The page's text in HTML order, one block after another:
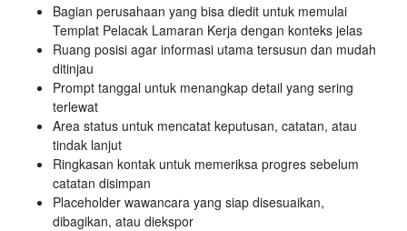
Bagian perusahaan yang bisa diedit untuk memulai
Templat Pelacak Lamaran Kerja dengan konteks jelas
Ruang posisi agar informasi utama tersusun dan mudah
ditinjau
Prompt tanggal untuk menangkap detail yang sering
terlewat
Area status untuk mencatat keputusan, catatan, atau
tindak lanjut
Ringkasan kontak untuk memeriksa progres sebelum
catatan disimpan
Placeholder wawancara yang siap disesuaikan,
dibagikan, atau diekspor